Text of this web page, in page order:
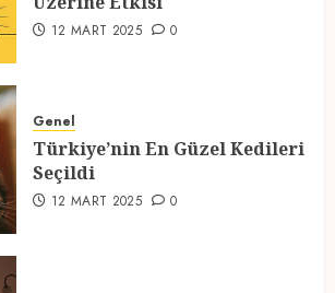
Seçildi
12 MART 2025 0
12 MART 2025 0
Genel
Türkiye’nin En Güzel Kedileri
Seçildi
12 MART 2025 0